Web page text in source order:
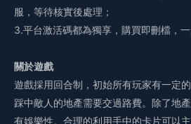
服，等待核實後處理；
3.平台激活碼都為獨享，購買即刪檔，
關於遊戲
遊戲採用回合制，初始所有玩家有一定
踩中敵人的地產需要交過路費。除了地
有娛樂性。合理的利用手中的卡片可以